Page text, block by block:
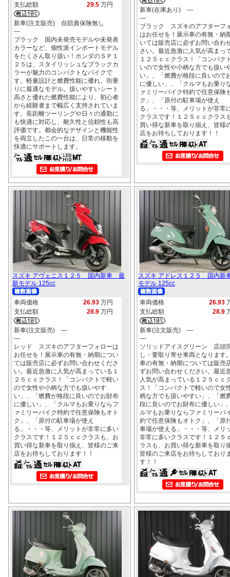
支払総額
29.5 万円
新車(注文販売) 自賠責保険無し
―
ブラック 国内未発売モデルや未発表
カラーなど、個性派インポートモデル
をたくさん取り扱い！ホンダのＳＰ１
２５は、スタイリッシュなブラックカ
ラーが魅力のコンパクトなバイクで
す。軽量設計と燃費性能に優れ、街乗
りに最適なモデル。扱いやすいシート
高さと優れた燃費性能により、初心者
から経験者まで幅広く支持されていま
す。長距離ツーリングや日々の通勤に
も快適に対応し、耐久性と信頼性も高
評価です。都会的なデザインと機能性
を両立したこの一台は、日常の移動を
快適にサポートします。
新車(在庫あり) ―
―
ブラック スズキのアフターフ
はお任せを！展示車の有無・納
いては販売店に必ずお問い合わ
さい。最近急激に人気が高まっ
１２５ｃｃクラス！「コンパク
いので女性や小柄な方でも扱い
い」、「燃費が格段に良いので
に優しい」、「クルマもお乗り
ァミリーバイク特約で任意保険
ク」、「原付の駐車場が使え
る」・・・等、メリットが非常
クラスです！１２５ｃｃクラス
買い得な新車を取り揃え、皆様
店をお待ちしております！！
スズキ アヴェニス１２５ 国内新車 最
新モデル 125cc
車両価格 26.93 万円
支払総額
28.9 万円
新車(注文販売) ―
―
レッド スズキのアフターフォローは
お任せを！展示車の有無・納期につい
ては販売店に必ずお問い合わせくださ
い。最近急激に人気が高まっている１
２５ｃｃクラス！「コンパクトで軽い
ので女性や小柄な方でも扱いやす
い」、「燃費が格段に良いのでお財布
に優しい」、「クルマもお乗りならフ
ァミリーバイク特約で任意保険もオト
ク」、「原付の駐車場が使え
る」・・・等、メリットが非常に多い
クラスです！１２５ｃｃクラスも、お
買い得な新車を取り揃え、皆様のご来
店をお待ちしております！！
スズキ アドレス１２５ 国内
モデル 125cc
車両価格 26.93
支払総額
28.9
新車(注文販売) ―
―
ソリッドアイスグリーン 店頭
し・要取り寄せ車両となります
車の有無・納期については販売
ずお問い合わせください。最近
人気が高まっている１２５ｃｃ
ス！「コンパクトで軽いので女
柄な方でも扱いやすい」、「燃
段に良いのでお財布に優しい」
ルマもお乗りならファミリーバ
約で任意保険もオトク」、「原
車場が使える」・・・等、メリ
非常に多いクラスです！１２５
ラスも、お買い得な新車を取り
皆様のご来店をお待ちしており
す！！